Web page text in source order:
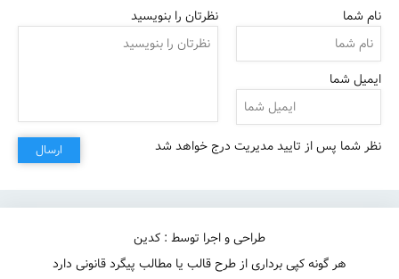
شب و منِ بیدار
نام شما
ایمیل شما
نظرتان را بنویسید
نظر شما پس از تایید مدیریت درج خواهد شد ارسال
طراحی و اجرا توسط : کدین
هر گونه کپی برداری از طرح قالب یا مطالب پیگرد قانونی دارد